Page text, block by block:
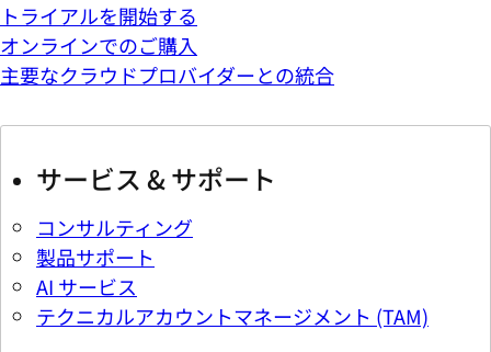
トライアルを開始する
オンラインでのご購入
主要なクラウドプロバイダーとの統合
サービス & サポート
コンサルティング
製品サポート
AI サービス
テクニカルアカウントマネージメント (TAM)